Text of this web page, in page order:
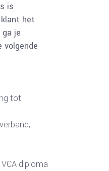
is
het
je
volgende
tot
diploma